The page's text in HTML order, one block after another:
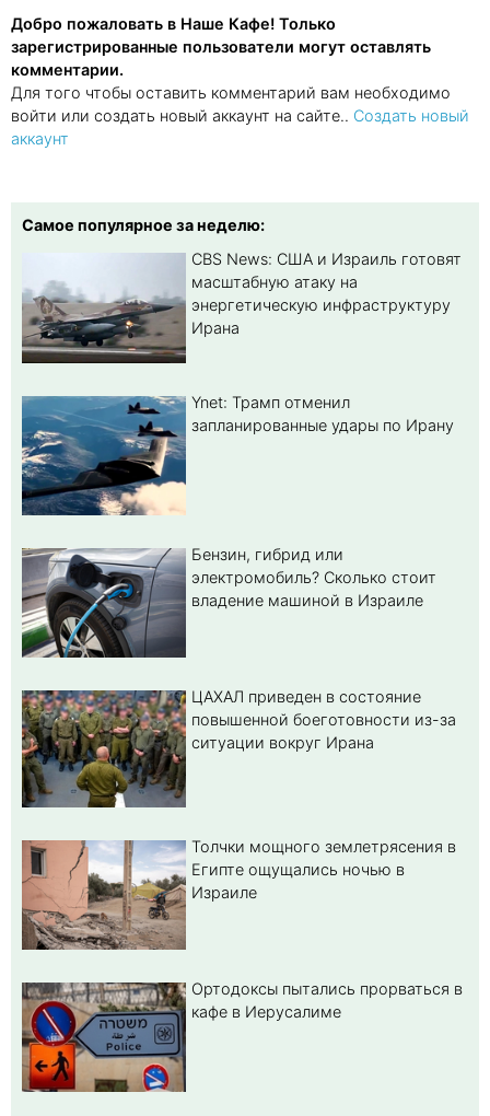
Добро пожаловать в Наше Кафе! Только
зарегистрированные пользователи могут оставлять
комментарии.
Для того чтобы оставить комментарий вам необходимо
войти или создать новый аккаунт на сайте.. Создать новый
аккаунт
Самое популярное за неделю:
CBS News: США и Израиль готовят
масштабную атаку на
энергетическую инфраструктуру
Ирана
Ynet: Трамп отменил
запланированные удары по Ирану
Бензин, гибрид или
электромобиль? Cколько стоит
владение машиной в Израиле
ЦАХАЛ приведен в состояние
повышенной боеготовности из-за
ситуации вокруг Ирана
Толчки мощного землетрясения в
Египте ощущались ночью в
Израиле
Ортодоксы пытались прорваться в
кафе в Иерусалиме